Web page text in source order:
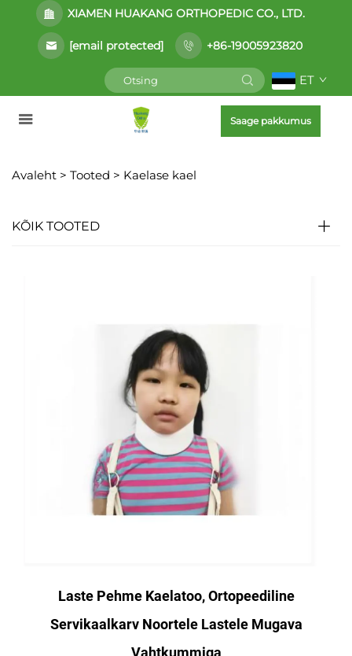
XIAMEN HUAKANG ORTHOPEDIC CO., LTD.
[email protected] +86-19005923820
ET
Saage pakkumus
Avaleht > Tooted > Kaelase kael
KÕIK TOOTED
Laste Pehme Kaelatoo, Ortopeediline
Servikaalkarv Noortele Lastele Mugava
Vahtkummiga